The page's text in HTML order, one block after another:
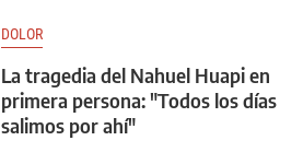
DOLOR
La tragedia del Nahuel Huapi en
primera persona: "Todos los días
salimos por ahí"